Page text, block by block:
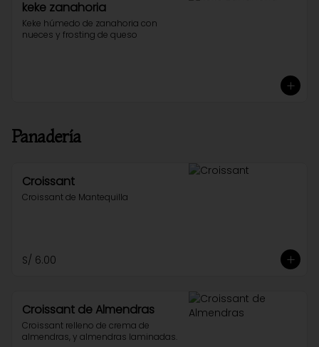
keke zanahoria
Keke húmedo de zanahoria con
nueces y frosting de queso
Panadería
Croissant
Croissant de Mantequilla
S/ 6.00
Croissant de Almendras
Croissant relleno de crema de
almendras, y almendras laminadas.